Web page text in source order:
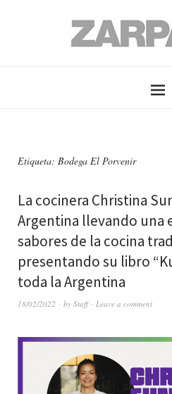
Etiqueta: Bodega El Porvenir
La cocinera Christina
Argentina llevando una
sabores de la cocina
presentando su libro
toda la Argentina
18/02/2022 by Staff Leave a comment